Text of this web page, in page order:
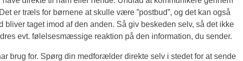
er træls for børnene at skulle være ”postbud”, og det kan også
taget imod af den anden. Så giv beskeden selv, så det ikke
evt. følelsesmæssige reaktion på den information, du sender.
brug for. Spørg din medforælder direkte selv i stedet for at sende